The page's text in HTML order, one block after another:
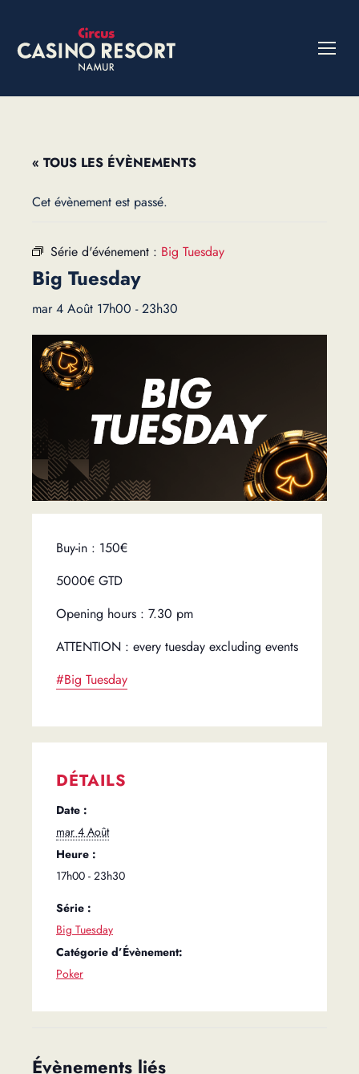
« TOUS LES ÉVÈNEMENTS
Cet évènement est passé.
Série d'événement : Big Tuesday
Big Tuesday
mar 4 Août 17h00 -23h30
Buy-in : 150€
5000€ GTD
Opening hours : 7.30 pm
ATTENTION : every tuesday excluding events
#Big Tuesday
DÉTAILS
Date :
mar 4 Août
Heure :
17h00 - 23h30
Série :
Big Tuesday
Catégorie d’Évènement:
Poker
Évènements liés